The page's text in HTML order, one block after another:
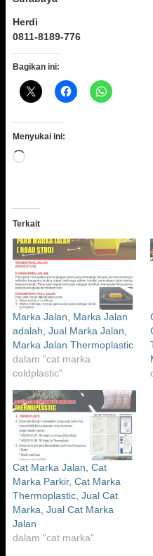
Herdi
0811-8189-776
Bagikan ini:
Menyukai ini:
Memuat...
Terkait
Marka Jalan, Marka Jalan
adalah, Jual Marka Jalan,
Marka Jalan Thermoplastic
dalam "cat marka
coldplastic"
Cat Marka Jalan, Cat
Marka Parkir, Cat Marka
Thermoplastic, Jual Cat
Marka, Jual Cat Marka
Jalan
dalam "cat marka"